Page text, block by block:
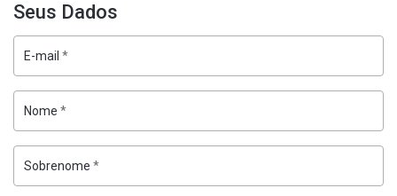
Seus Dados
E-mail *
Nome *
Sobrenome *